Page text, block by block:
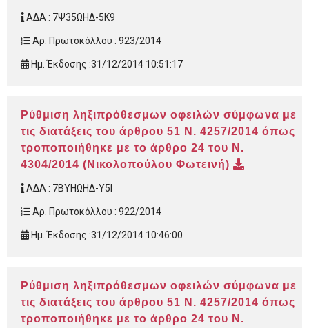
ΑΔΑ : 7Ψ35ΩΗΔ-5Κ9
Αρ. Πρωτοκόλλου : 923/2014
Ημ. Έκδοσης :31/12/2014 10:51:17
Ρύθμιση ληξιπρόθεσμων οφειλών σύμφωνα με
τις διατάξεις του άρθρου 51 Ν. 4257/2014 όπως
τροποποιήθηκε με το άρθρο 24 του Ν.
4304/2014 (Νικολοπούλου Φωτεινή)
ΑΔΑ : 7ΒΥΗΩΗΔ-Υ5Ι
Αρ. Πρωτοκόλλου : 922/2014
Ημ. Έκδοσης :31/12/2014 10:46:00
Ρύθμιση ληξιπρόθεσμων οφειλών σύμφωνα με
τις διατάξεις του άρθρου 51 Ν. 4257/2014 όπως
τροποποιήθηκε με το άρθρο 24 του Ν.